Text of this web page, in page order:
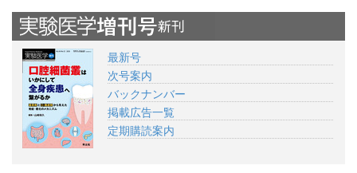
最新号
次号案内
バックナンバー
掲載広告一覧
定期購読案内